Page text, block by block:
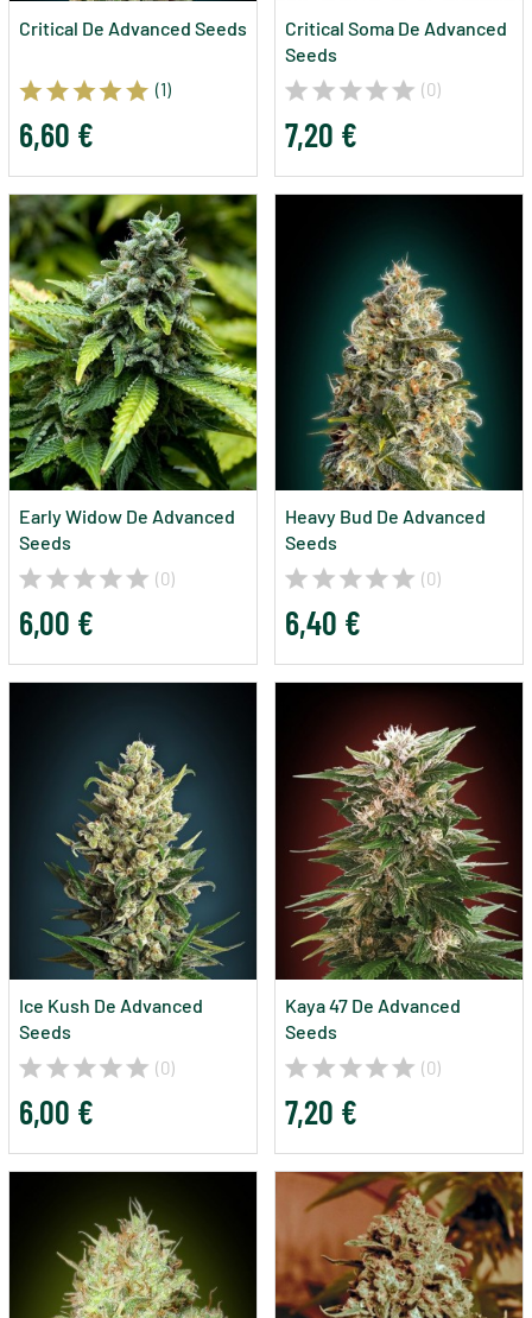
Critical De Advanced Seeds
(1)
6,60 €
Critical Soma De Advanced
Seeds
(0)
7,20 €
Early Widow De Advanced
Seeds
(0)
6,00 €
Heavy Bud De Advanced
Seeds
(0)
6,40 €
Ice Kush De Advanced
Seeds
(0)
6,00 €
Kaya 47 De Advanced
Seeds
(0)
7,20 €